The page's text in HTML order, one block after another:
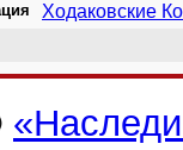
Ходаковские